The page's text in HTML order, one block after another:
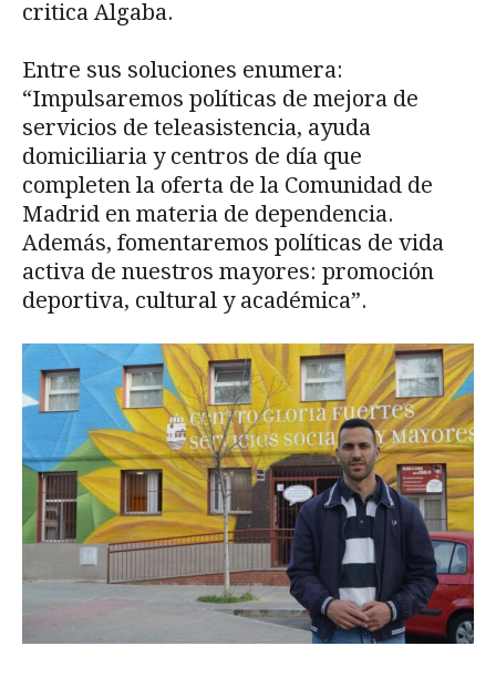
critica Algaba.
Entre sus soluciones enumera:
“Impulsaremos políticas de mejora de
servicios de teleasistencia, ayuda
domiciliaria y centros de día que
completen la oferta de la Comunidad de
Madrid en materia de dependencia.
Además, fomentaremos políticas de vida
activa de nuestros mayores: promoción
deportiva, cultural y académica”.